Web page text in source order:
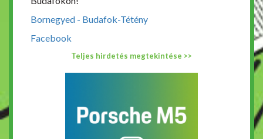
Bornegyed - Budafok-Tétény
Facebook
Teljes hirdetés megtekintése >>